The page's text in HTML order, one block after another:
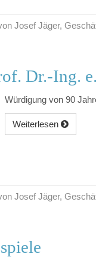
Josef Jäger,
Dr.-Ing.
Würdigung von 90
Weiterlesen
Josef Jäger,